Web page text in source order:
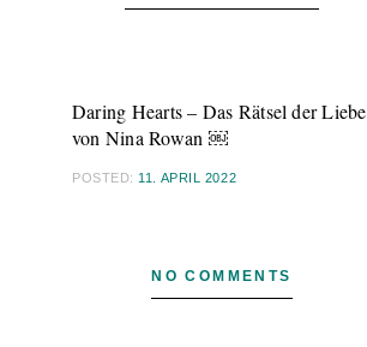
Daring Hearts – Das Rätsel der Liebe
von Nina Rowan ￼
POSTED: 11. APRIL 2022
NO COMMENTS